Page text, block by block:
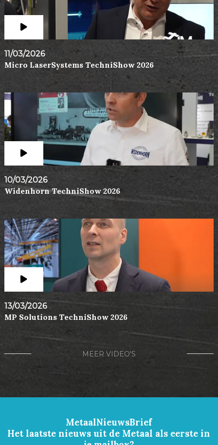
11/03/2026
Micro LaserSystems TechniShow 2026
10/03/2026
Widenhorn TechniShow 2026
13/03/2026
MP Solutions TechniShow 2026
MEER VIDEO'S
MetaalNieuwsBrief
Het laatste nieuws uit de Metaal als eerste in